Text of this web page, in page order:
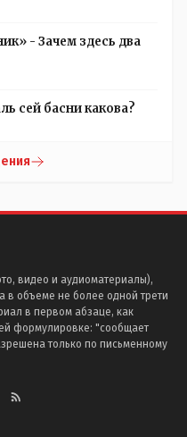
- Зачем здесь два
сей басни какова?
видео и аудиоматериалы),
объеме не более одной трети
в первом абзаце, как
формулировке: "сообщает
только по письменному